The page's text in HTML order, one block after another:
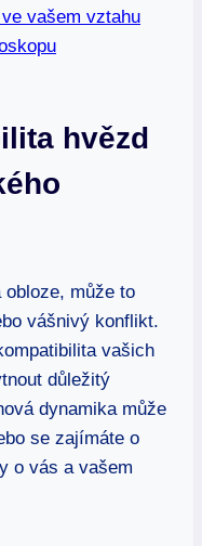
vašem vztahu
‍hvězd
‍může to
⁢vášnivý⁢ konflikt.
vašich
důležitý
dynamika může
​se zajímáte o
o vás a vašem